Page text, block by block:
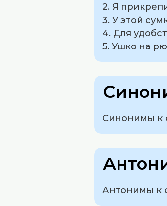
2. Я
3. У этой
4. Для
5. Ушко на
Синонимы к
Антонимы к